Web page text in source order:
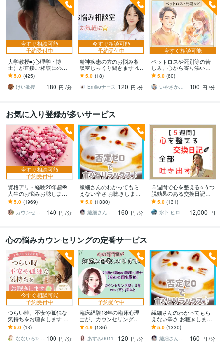
今すぐ相談可能
予約受付中
大学教授◾️(心理学・博
士）が直接ご相談にのり
ます 学生さんが、心理学
の先生に恋愛相談するよ
うなお気軽さでどうぞ
5.0 (425)
けい教授
180 円 /分
今すぐ相談可能
予約受付中
精神疾患の方のお悩み相
談室じっくり聞きます 48
時間以内にあなただけの
Word資料を無料でお届け
します
5.0 (18)
Emikoナース 120 円 /分
今すぐ相談可能
ペットロスや死別等の苦
しみ、心から寄り添いま
す 止まった時計の針、無
理に動かさなくて大丈夫
ですから
5.0 (60)
いやさか☆やすらぎの傾聴者
100 円 /分
お気に入り登録が多いサービス
今すぐ相談可能
予約受付中
資格アリ・経験20年超☘️
人生のお悩みお聴します
鬱・HSP・介護障害・毒
親・恋愛・仕事・育児・
占い依存etc
5.0 (1969)
カウンセリング事務所☘️オフィスカノン
140 円 /分
繊細さんのわかってもら
えない辛さ お聴きします
HSP/モヤモヤを手放す一
歩☘️自分を大切にする✨を
始めよう
5.0 (1330)
繊細さん相談室☘️野崎真礼（まひろ）
160 円 /分
５週間で心を整える⭐うつ
脱効果のある交換日記し
ます 【通常版】気持ちを
吐き出す、習慣化❗
5.0 (131)
水卜 ヒロ
12,000 円
心の悩みカウンセリングの定番サービス
今すぐ相談可能
予約受付中
つらい時、不安や孤独な
気持ちをお聴きします ま
ず心の傷をやわらげまし
ょう✤あなたのお話真剣に
お伺いします
5.0 (13)
なないろ✨あなたの人生応援サポーター 100 円 /分
予約受付中
臨床経験18年の臨床心理
士が、カウンセリングし
ます 精神不調から趣味の
話まで、気持ちの整理で
自分らしく元気に！
4.9 (136)
あすみ0011
120 円 /分
繊細さんのわかってもら
えない辛さ お聴きします
HSP/モヤモヤを手放す一
歩☘️自分を大切にする✨を
始めよう
5.0 (1330)
繊細さん相談室☘️野崎真礼（まひろ）
160 円 /分